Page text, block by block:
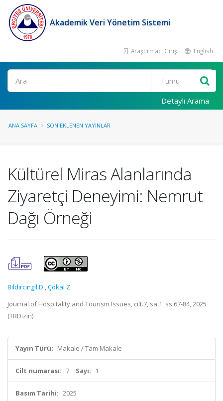
Akademik Veri Yönetim Sistemi
Araştırmacı Girişi English
Ara
Detaylı Arama
ANA SAYFA SON EKLENEN YAYINLAR
Kültürel Miras Alanlarında
Ziyaretçi Deneyimi: Nemrut
Dağı Örneği
Bıldırcıngil D.,Çokal Z.
Journal of Hospitality and Tourism Issues, cilt.7, sa.1, ss.67-84, 2025
(TRDizin)
Yayın Türü: Makale / Tam Makale
Cilt numarası: 7 Sayı: 1
Basım Tarihi: 2025